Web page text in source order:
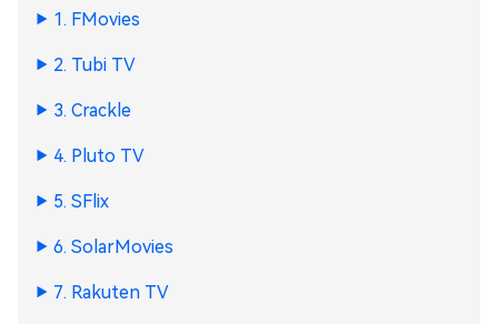
1. FMovies
2. Tubi TV
3. Crackle
4. Pluto TV
5. SFlix
6. SolarMovies
7. Rakuten TV